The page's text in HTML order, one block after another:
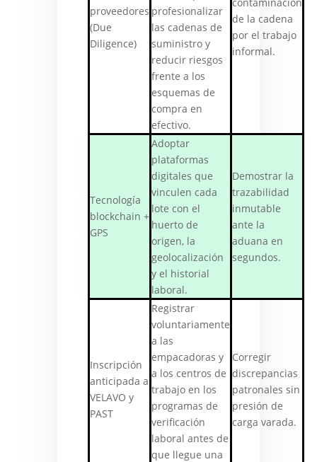
proveedores
(Due
Diligence)
profesionalizar
las cadenas de
suministro y
reducir riesgos
frente a los
esquemas de
compra en
efectivo.
de la cadena
por el trabajo
informal.
Tecnología
blockchain +
GPS
Adoptar
plataformas
digitales que
vinculen cada
lote con el
huerto de
origen, la
geolocalización
y el historial
laboral.
Demostrar la
trazabilidad
inmutable
ante la
aduana en
segundos.
Inscripción
anticipada a
VELAVO y
PAST
Registrar
voluntariamente
a las
empacadoras y
a los centros de
trabajo en los
programas de
verificación
laboral antes de
que llegue una
Corregir
discrepancias
patronales sin
presión de
carga varada.